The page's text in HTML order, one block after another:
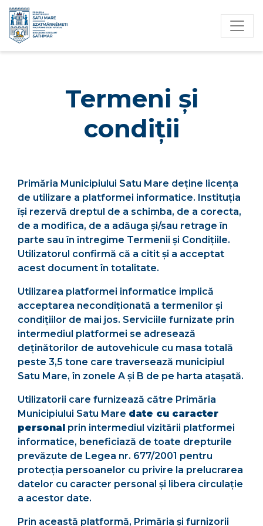
Termeni și
condiții
Primăria Municipiului Satu Mare deține licența
de utilizare a platformei informatice. Instituția
își rezervă dreptul de a schimba, de a corecta,
de a modifica, de a adăuga și/sau retrage în
parte sau în întregime Termenii și Condițiile.
Utilizatorul confirmă că a citit și a acceptat
acest document în totalitate.
Utilizarea platformei informatice implică
acceptarea necondiționată a termenilor și
condițiilor de mai jos. Serviciile furnizate prin
intermediul platformei se adresează
deținătorilor de autovehicule cu masa totală
peste 3,5 tone care traversează municipiul
Satu Mare, în zonele A și B de pe harta atașată.
Utilizatorii care furnizează către Primăria
Municipiului Satu Mare date cu caracter
personal prin intermediul vizitării platformei
informatice, beneficiază de toate drepturile
prevăzute de Legea nr. 677/2001 pentru
protecția persoanelor cu privire la prelucrarea
datelor cu caracter personal și libera circulație
a acestor date.
Prin această platformă, Primăria și furnizorii